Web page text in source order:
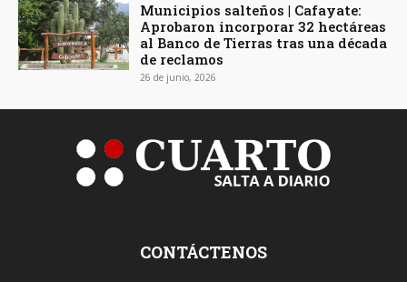
Municipios salteños | Cafayate:
Aprobaron incorporar 32 hectáreas
al Banco de Tierras tras una década
de reclamos
26 de junio, 2026
CONTÁCTENOS